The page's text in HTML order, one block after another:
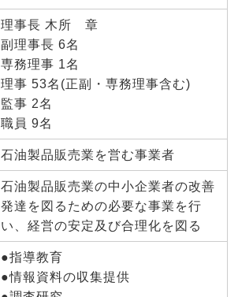
理事長 木所 章
副理事長 6名
専務理事 1名
理事 53名(正副・専務理事含む)
監事 2名
職員 9名
石油製品販売業を営む事業者
石油製品販売業の中小企業者の改善
発達を図るための必要な事業を行
い、経営の安定及び合理化を図る
●指導教育
●情報資料の収集提供